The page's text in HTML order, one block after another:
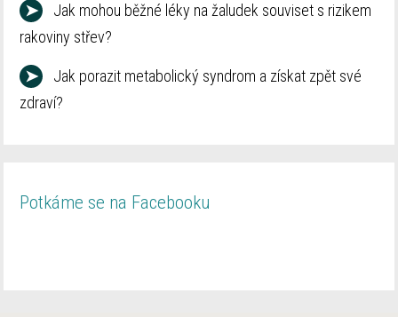
➤
Jak mohou běžné léky na žaludek souviset s rizikem
rakoviny střev?
➤
Jak porazit metabolický syndrom a získat zpět své
zdraví?
Potkáme se na Facebooku